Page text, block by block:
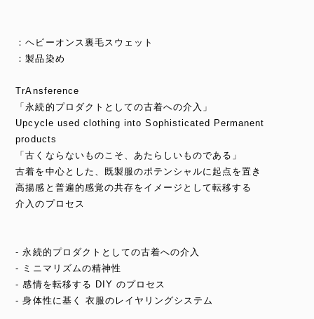
：ヘビーオンス裏毛スウェット
：製品染め
TrAnsference
「永続的プロダクトとしての古着への介入」
Upcycle used clothing into Sophisticated Permanent
products
「古くならないものこそ、あたらしいものである」
古着を中心とした、既製服のポテンシャルに起点を置き
高揚感と普遍的感覚の共存をイメージとして転移する
介入のプロセス
- 永続的プロダクトとしての古着への介入
- ミニマリズムの精神性
- 感情を転移する DIY のプロセス
- 身体性に基く 衣服のレイヤリングシステム